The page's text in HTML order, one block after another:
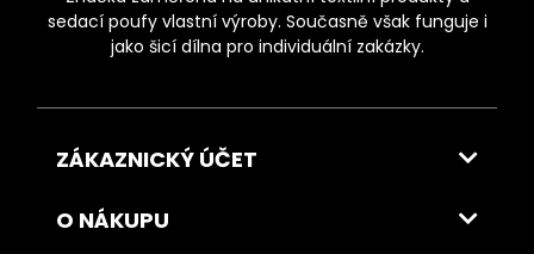
sedací poufy vlastní výroby. Současně však funguje i
jako šicí dílna pro individuální zakázky.
ZÁKAZNICKÝ ÚČET
O NÁKUPU